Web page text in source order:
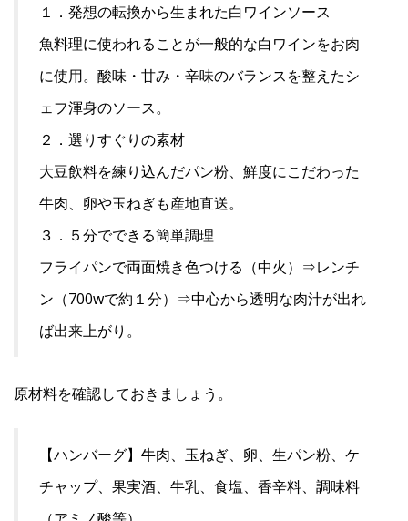
１．発想の転換から生まれた白ワインソース
魚料理に使われることが一般的な白ワインをお肉
に使用。酸味・甘み・辛味のバランスを整えたシ
ェフ渾身のソース。
２．選りすぐりの素材
大豆飲料を練り込んだパン粉、鮮度にこだわった
牛肉、卵や玉ねぎも産地直送。
３．５分でできる簡単調理
フライパンで両面焼き色つける（中火）⇒レンチ
ン（700wで約１分）⇒中心から透明な肉汁が出れ
ば出来上がり。
原材料を確認しておきましょう。
【ハンバーグ】牛肉、玉ねぎ、卵、生パン粉、ケ
チャップ、果実酒、牛乳、食塩、香辛料、調味料